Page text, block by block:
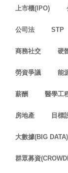
上市櫃(IPO)
公司法 STP
商務社交 硬
勞資爭議 能
薪酬 醫學工
房地產 目標
大數據(BIG DATA)
群眾募資